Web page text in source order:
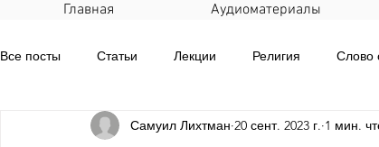
Главная Аудиоматериалы
Все посты Статьи Лекции Религия Слово
Печатные материалы Ежедневная рассылка
Самуил Лихтман 20 сент. 2023 г. 1 мин.